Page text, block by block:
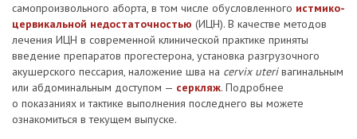
самопроизвольного аборта, в том числе обусловленного истмико-
цервикальной недостаточностью (ИЦН). В качестве методов
лечения ИЦН в современной клинической практике приняты
введение препаратов прогестерона, установка разгрузочного
акушерского пессария, наложение шва на cervix uteriвагинальным
или абдоминальным доступом — серкляж. Подробнее
о показаниях и тактике выполнения последнего вы можете
ознакомиться в текущем выпуске.